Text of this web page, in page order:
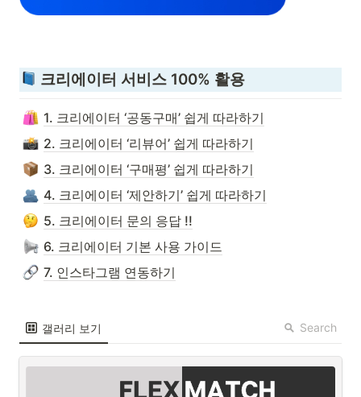
크리에이터 서비스 100% 활용
1. 크리에이터 ‘공동구매’ 쉽게 따라하기
2. 크리에이터 ‘리뷰어’ 쉽게 따라하기
3. 크리에이터 ‘구매평’ 쉽게 따라하기
4. 크리에이터 ‘제안하기’ 쉽게 따라하기
5. 크리에이터 문의 응답 !!
6. 크리에이터 기본 사용 가이드
7. 인스타그램 연동하기
갤러리 보기 Search